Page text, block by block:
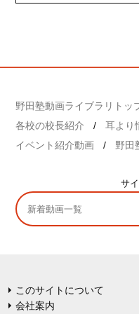
野田塾動画ライブラリトッ
各校の校長紹介
耳より
イベント紹介動画
野田
サ
このサイトについて
会社案内